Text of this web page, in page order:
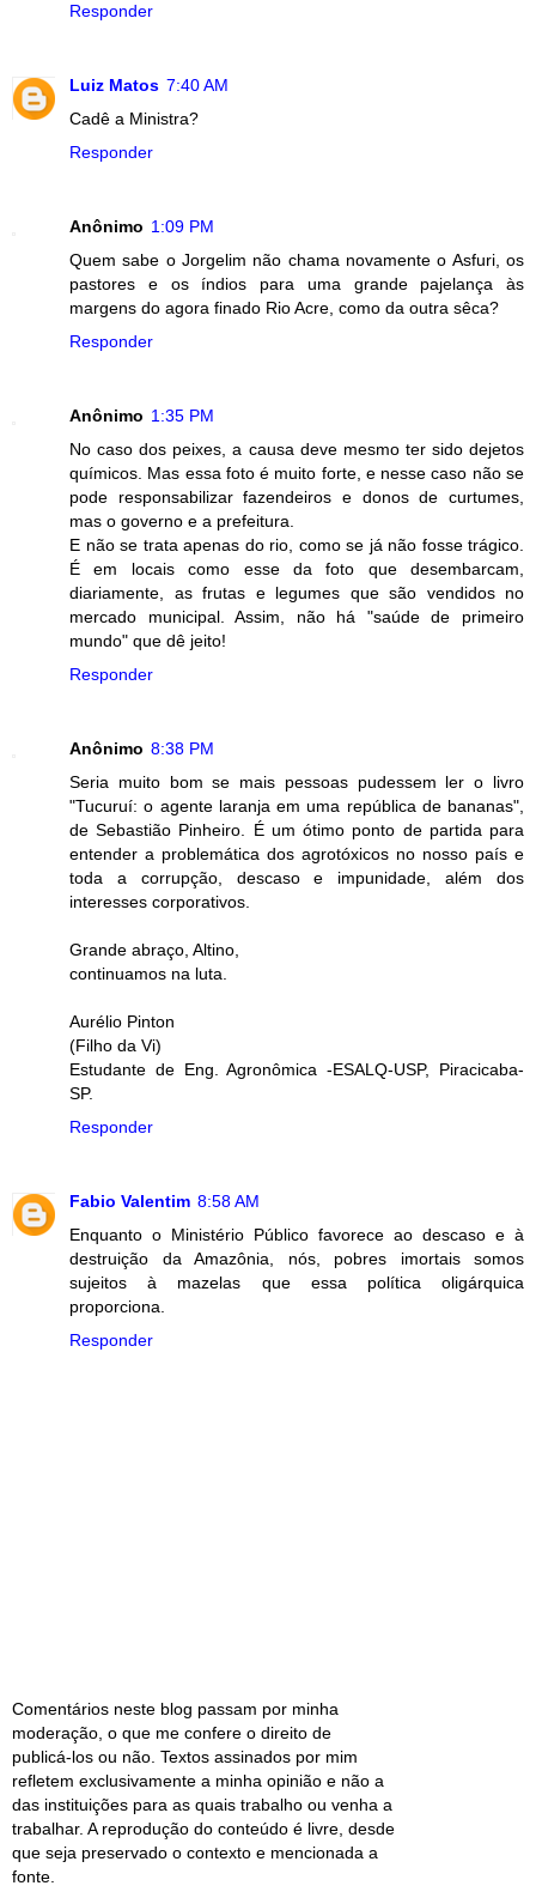
Responder
Luiz Matos 7:40 AM
Cadê a Ministra?
Responder
Anônimo 1:09 PM
Quem sabe o Jorgelim não chama novamente o Asfuri, os
pastores e os índios para uma grande pajelança às
margens do agora finado Rio Acre, como da outra sêca?
Responder
Anônimo 1:35 PM
No caso dos peixes, a causa deve mesmo ter sido dejetos
químicos. Mas essa foto é muito forte, e nesse caso não se
pode responsabilizar fazendeiros e donos de curtumes,
mas o governo e a prefeitura.
E não se trata apenas do rio, como se já não fosse trágico.
É em locais como esse da foto que desembarcam,
diariamente, as frutas e legumes que são vendidos no
mercado municipal. Assim, não há "saúde de primeiro
mundo" que dê jeito!
Responder
Anônimo 8:38 PM
Seria muito bom se mais pessoas pudessem ler o livro
"Tucuruí: o agente laranja em uma república de bananas",
de Sebastião Pinheiro. É um ótimo ponto de partida para
entender a problemática dos agrotóxicos no nosso país e
toda a corrupção, descaso e impunidade, além dos
interesses corporativos.
Grande abraço, Altino,
continuamos na luta.
Aurélio Pinton
(Filho da Vi)
Estudante de Eng. Agronômica -ESALQ-USP, Piracicaba-
SP.
Responder
Fabio Valentim 8:58 AM
Enquanto o Ministério Público favorece ao descaso e à
destruição da Amazônia, nós, pobres imortais somos
sujeitos à mazelas que essa política oligárquica
proporciona.
Responder
Comentários neste blog passam por minha
moderação, o que me confere o direito de
publicá-los ou não. Textos assinados por mim
refletem exclusivamente a minha opinião e não a
das instituições para as quais trabalho ou venha a
trabalhar. A reprodução do conteúdo é livre, desde
que seja preservado o contexto e mencionada a
fonte.